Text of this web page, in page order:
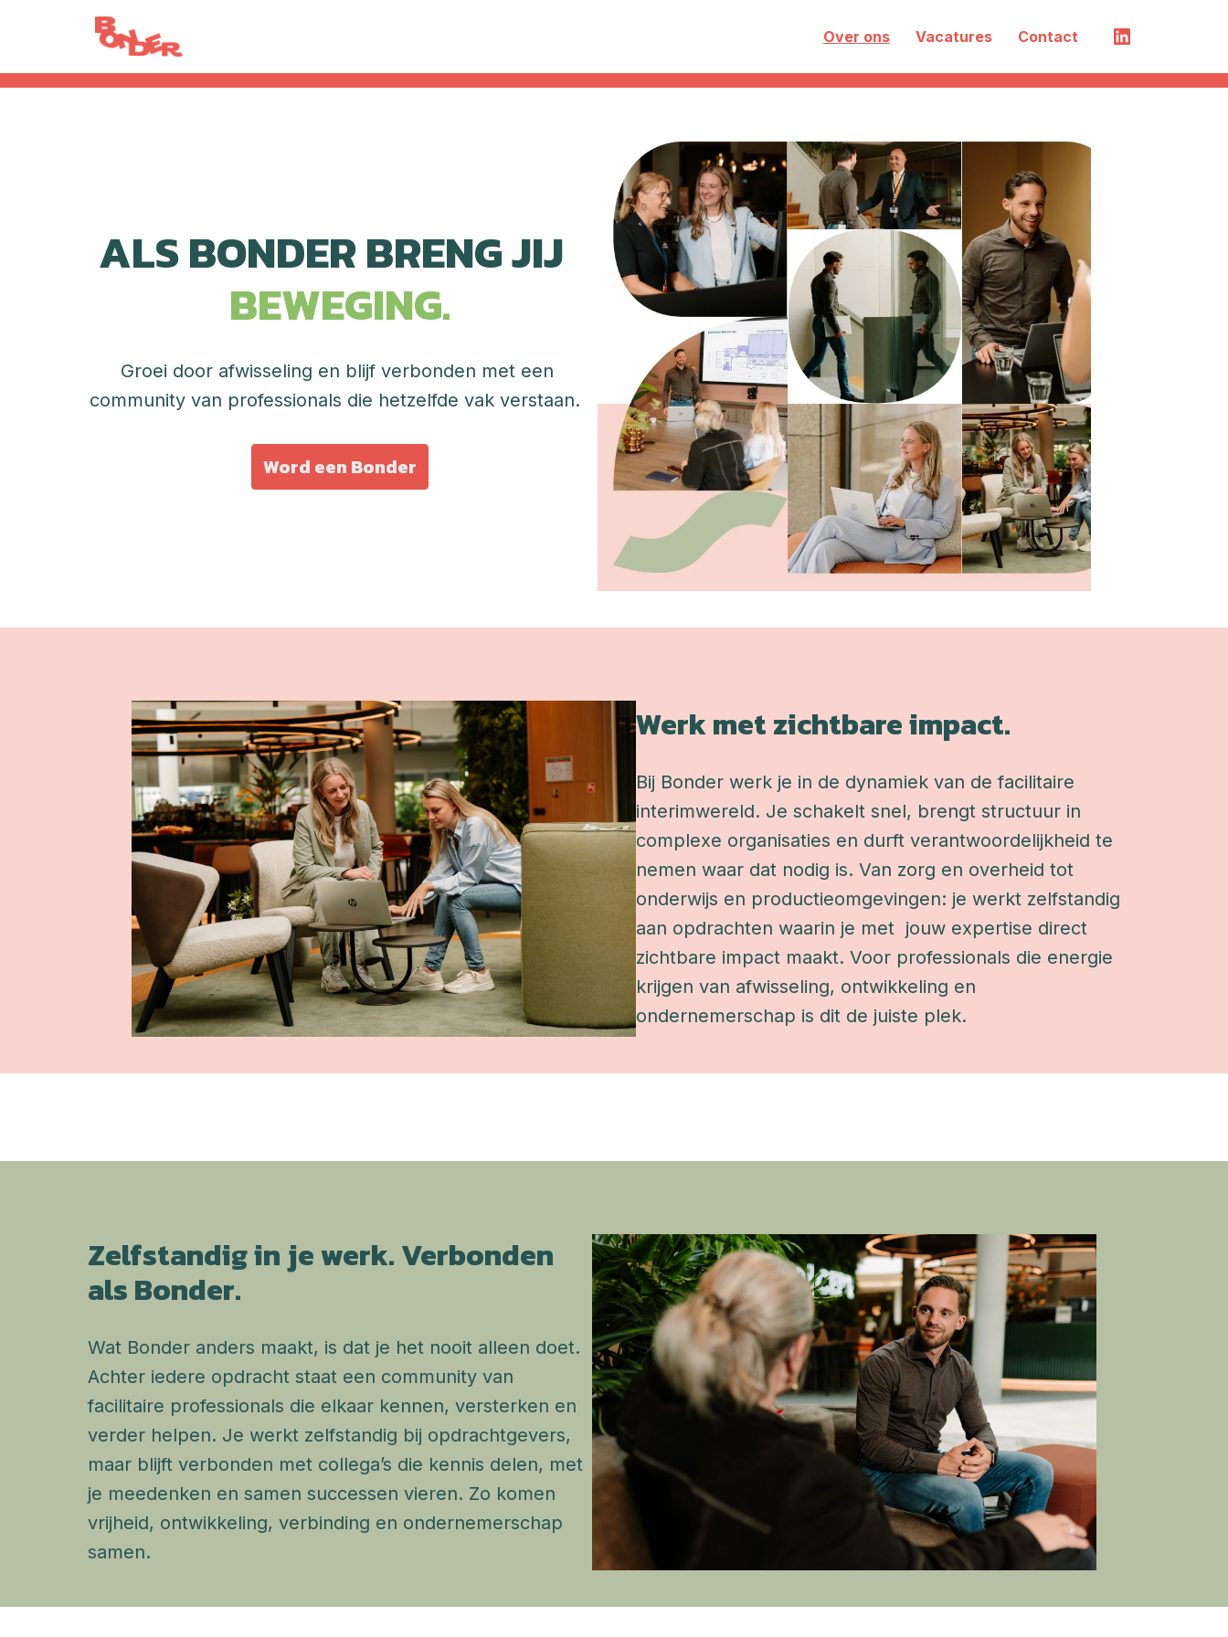
Homepagina
Over ons Vacatures Contact
BEWEGING.
Groei door afwisseling en blijf verbonden met een
community van professionals die hetzelfde vak verstaan.
Word een Bonder
Werk met zichtbare impact.
Bij Bonder werk je in de dynamiek van de facilitaire
interimwereld. Je schakelt snel, brengt structuur in
complexe organisaties en durft verantwoordelijkheid te
nemen waar dat nodig is. Van zorg en overheid tot
onderwijs en productieomgevingen: je werkt zelfstandig
aan opdrachten waarin je met  jouw expertise direct
zichtbare impact maakt. Voor professionals die energie
krijgen van afwisseling, ontwikkeling en
ondernemerschap is dit de juiste plek.
Zelfstandig in je werk. Verbonden
als Bonder.
Wat Bonder anders maakt, is dat je het nooit alleen doet.
Achter iedere opdracht staat een community van
facilitaire professionals die elkaar kennen, versterken en
verder helpen. Je werkt zelfstandig bij opdrachtgevers,
maar blijft verbonden met collega’s die kennis delen, met
je meedenken en samen successen vieren. Zo komen
vrijheid, ontwikkeling, verbinding en ondernemerschap
samen.